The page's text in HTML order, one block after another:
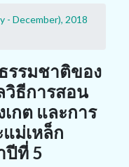
- December), 2018
รรมชาติของ
วิธีการสอน
กต และการ
ม่เหล็ก
ปีที่ 5